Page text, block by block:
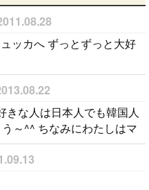
ッカへ ずっとずっと大好
きな人は日本人でも韓国人
～^^ ちなみにわたしはマ
きです！ 나는 2AM을 아주
좋아하는 사람은 메일 주십